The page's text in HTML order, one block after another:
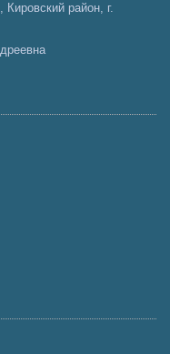
Кировский район, г.